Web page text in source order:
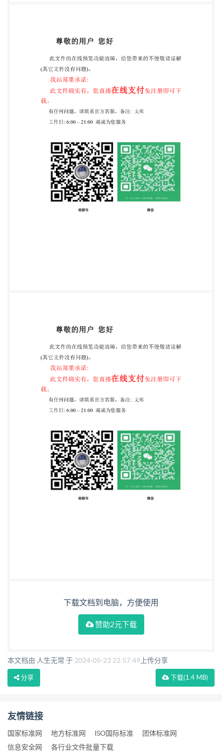
起草单位：烟台未来自动装备有限责任公司、广东省
司、费斯托（中国）有限公司、宁波佳尔灵气动机械
有限公司。 本标准主要起草人：郭学敬、曹常贞、陈
定芝、林伟强、张志清、王雄耀、单军波。 建筑321-
--标准查询下载网
下载文档到电脑，方便使用
赞助2元下载
本文档由 人生无常 于 2024-05-23 22:57:49 上传分享
下载(1.4 MB)
分享
友情链接
国家标准网 地方标准网 ISO国际标准
团体标准网
信息安全网
各行业文件批量下载